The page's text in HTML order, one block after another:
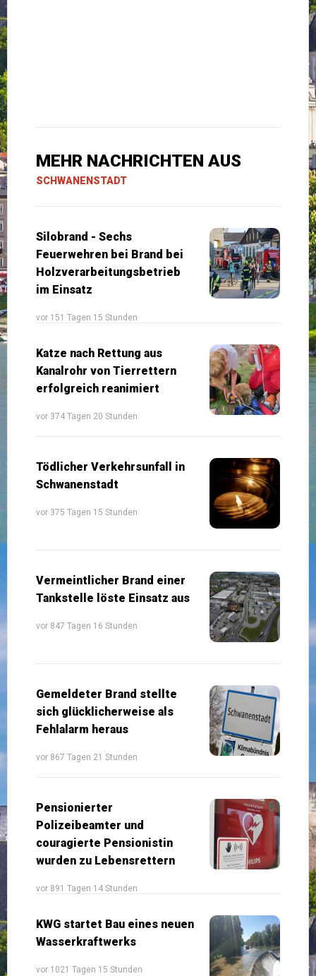
MEHR NACHRICHTEN AUS
SCHWANENSTADT
Silobrand - Sechs
Feuerwehren bei Brand bei
Holzverarbeitungsbetrieb
im Einsatz
vor 151 Tagen 15 Stunden
Katze nach Rettung aus
Kanalrohr von Tierrettern
erfolgreich reanimiert
vor 374 Tagen 20 Stunden
Tödlicher Verkehrsunfall in
Schwanenstadt
vor 375 Tagen 15 Stunden
Vermeintlicher Brand einer
Tankstelle löste Einsatz aus
vor 847 Tagen 16 Stunden
Gemeldeter Brand stellte
sich glücklicherweise als
Fehlalarm heraus
vor 867 Tagen 21 Stunden
Pensionierter
Polizeibeamter und
couragierte Pensionistin
wurden zu Lebensrettern
vor 891 Tagen 14 Stunden
KWG startet Bau eines neuen
Wasserkraftwerks
vor 1021 Tagen 15 Stunden